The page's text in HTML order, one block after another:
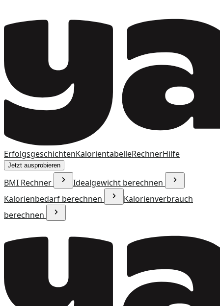
ErfolgsgeschichtenKalorientabelleRechnerHilfe
Jetzt ausprobieren
BMI Rechner
Idealgewicht berechnen
Kalorienbedarf berechnen
Kalorienverbrauch
berechnen